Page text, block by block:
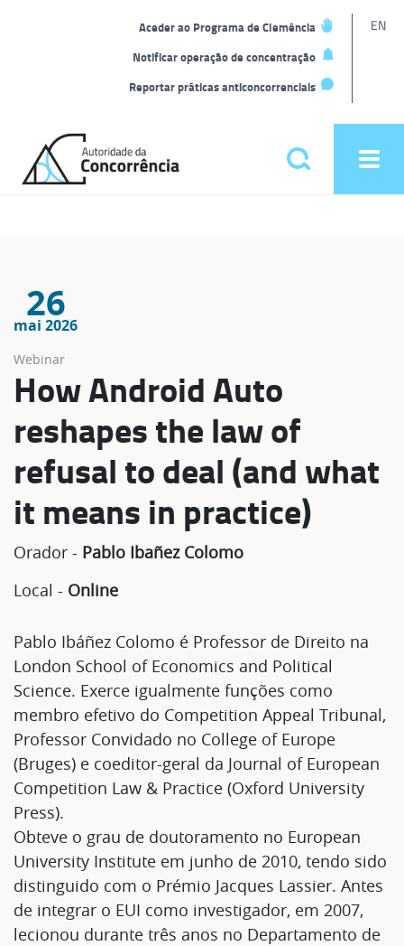
Aceder ao Programa de Clemência
Notificar operação de concentração
Reportar práticas anticoncorrenciais
EN
home
Pesquisar
26
mai 2026
Webinar
How Android Auto
reshapes the law of
refusal to deal (and what
it means in practice)
Orador - Pablo Ibañez Colomo
Local - Online
Pablo Ibáñez Colomo é Professor de Direito na
London School of Economics and Political
Science. Exerce igualmente funções como
membro efetivo do Competition Appeal Tribunal,
Professor Convidado no College of Europe
(Bruges) e coeditor-geral da Journal of European
Competition Law & Practice (Oxford University
Press).
Obteve o grau de doutoramento no European
University Institute em junho de 2010, tendo sido
distinguido com o Prémio Jacques Lassier. Antes
de integrar o EUI como investigador, em 2007,
lecionou durante três anos no Departamento de